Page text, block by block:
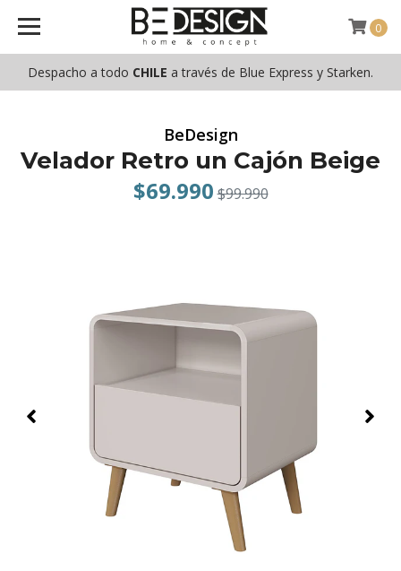
Despacho a todo CHILE a través de Blue Express y Starken.
0
BeDesign
Velador Retro un Cajón Beige
$69.990 $99.990